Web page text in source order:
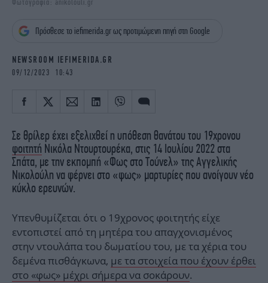
iBOOKS
OSCARS
NEWSLETTER
Φωτογραφία: anikolouli.gr
Πρόσθεσε το iefimerida.gr ως προτιμώμενη πηγή στη Google
NEWSROOM IEFIMERIDA.GR
09/12/2023 10:43
Σε θρίλερ έχει εξελιχθεί η υπόθεση θανάτου του 19χρονου
φοιτητή Νικόλα Ντουρτουρέκα, στις 14 Ιουλίου 2022 στα
Σπάτα, με την εκπομπή «Φως στο Τούνελ» της Αγγελικής
Νικολούλη να φέρνει στο «φως» μαρτυρίες που ανοίγουν νέο
κύκλο ερευνών.
Υπενθυμίζεται ότι ο 19χρονος φοιτητής είχε
εντοπιστεί από τη μητέρα του απαγχονισμένος
στην ντουλάπα του δωματίου του, με τα χέρια του
δεμένα πισθάγκωνα, με τα στοιχεία που έχουν έρθει
στο «φως» μέχρι σήμερα να σοκάρουν.